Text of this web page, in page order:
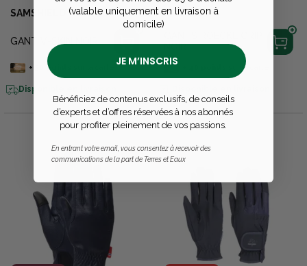
SAMSHIELD
GANT V-SKIN NOIR
+ points
Disponible en livraison
ROECKL
NOIR
sur la carte
(valable uniquement en livraison à
domicile)
JE M’INSCRIS
Bénéficiez de contenus exclusifs, de conseils
d’experts et d’offres réservées à nos abonnés
pour profiter pleinement de vos passions.
En entrant votre email, vous consentez à recevoir des
communications de la part de Terres et Eaux